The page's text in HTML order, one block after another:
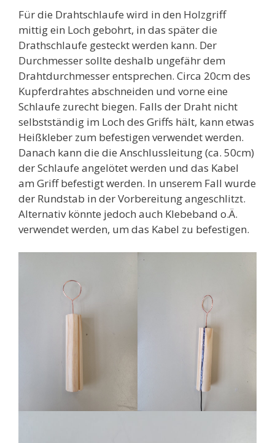
Für die Drahtschlaufe wird in den Holzgriff
mittig ein Loch gebohrt, in das später die
Drathschlaufe gesteckt werden kann. Der
Durchmesser sollte deshalb ungefähr dem
Drahtdurchmesser entsprechen. Circa 20cm des
Kupferdrahtes abschneiden und vorne eine
Schlaufe zurecht biegen. Falls der Draht nicht
selbstständig im Loch des Griffs hält, kann etwas
Heißkleber zum befestigen verwendet werden.
Danach kann die die Anschlussleitung (ca. 50cm)
der Schlaufe angelötet werden und das Kabel
am Griff befestigt werden. In unserem Fall wurde
der Rundstab in der Vorbereitung angeschlitzt.
Alternativ könnte jedoch auch Klebeband o.Ä.
verwendet werden, um das Kabel zu befestigen.